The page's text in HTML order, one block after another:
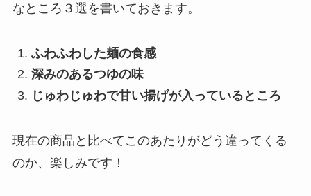
なところ３選を書いておきます。
ふわふわした麺の食感
深みのあるつゆの味
じゅわじゅわで甘い揚げが入っているところ
現在の商品と比べてこのあたりがどう違ってくる
のか、楽しみです！